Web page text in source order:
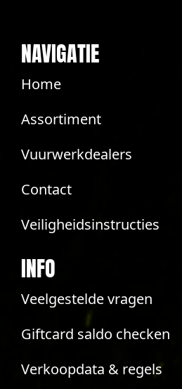
NAVIGATIE
Home
Assortiment
Vuurwerkdealers
Contact
Veiligheidsinstructies
INFO
Veelgestelde vragen
Giftcard saldo checken
Verkoopdata & regels